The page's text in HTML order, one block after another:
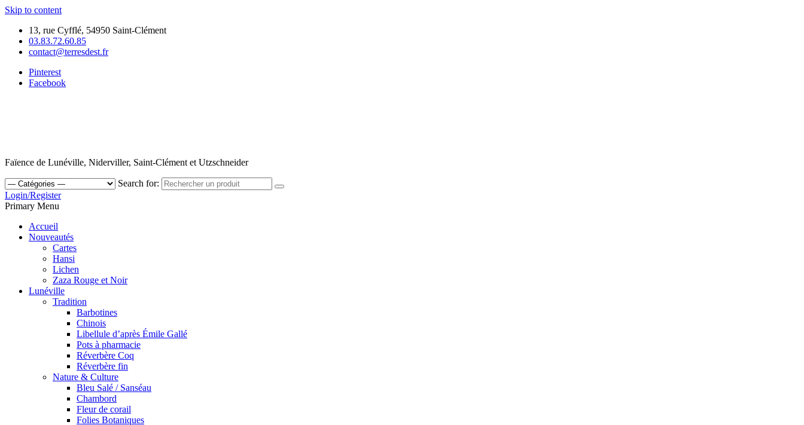
Skip to content
13, rue Cyfflé, 54950 Saint-Clément
03.83.72.60.85
contact@terresdest.fr
Pinterest
Facebook
Faïence de Lunéville, Niderviller, Saint-Clément et Utzschneider
Search for:
Login/Register
Primary Menu
Accueil
Nouveautés
Cartes
Hansi
Lichen
Zaza Rouge et Noir
Lunéville
Tradition
Barbotines
Chinois
Libellule d’après Émile Gallé
Pots à pharmacie
Réverbère Coq
Réverbère fin
Nature & Culture
Bleu Salé / Sanséau
Chambord
Fleur de corail
Folies Botaniques